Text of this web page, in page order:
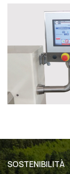
SOSTENIBILITÀ